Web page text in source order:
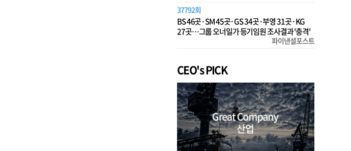
37792회
BS 46곳·SM 45곳·GS 34곳·부영 31곳·KG
27곳…그룹 오너일가 등기임원 조사결과 '충격'
파이낸셜포스트
CEO's PICK